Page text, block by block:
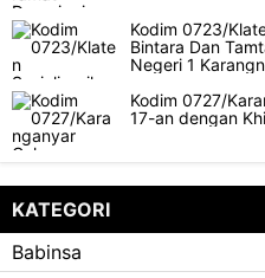
Kodim 0723/
Bintara Dan
Negeri 1
Kodim 0727/
17-an dengan
KATEGORI
Babinsa